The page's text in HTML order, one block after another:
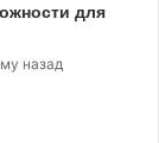
для
назад